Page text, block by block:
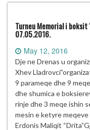
Turneu Memorial i boksit
07.05.2016.
May 12, 2016
Dje ne Drenas u
Xhev
9 parameqe dhe 9
dhe shumica e
rinje dhe 3 meqe ishin
mesin e ketyre meqeve
Erdonis Maliqit